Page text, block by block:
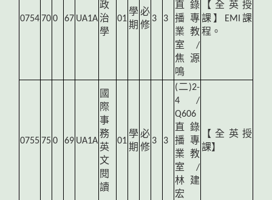
0754 700 67 UA1A
政
治
學
01
學
期
必
修
3 3
直錄
播專
業教
室 /
焦源
鳴
【全英授
課】EMI課
程。
0755 750 69 UA1A
國
際
事
務
英
文
閱
讀
01
學
期
必
修
3 3
(二)2-
4 /
Q606
直錄
播專
業教
室 /
林建
宏
【全英授
課】